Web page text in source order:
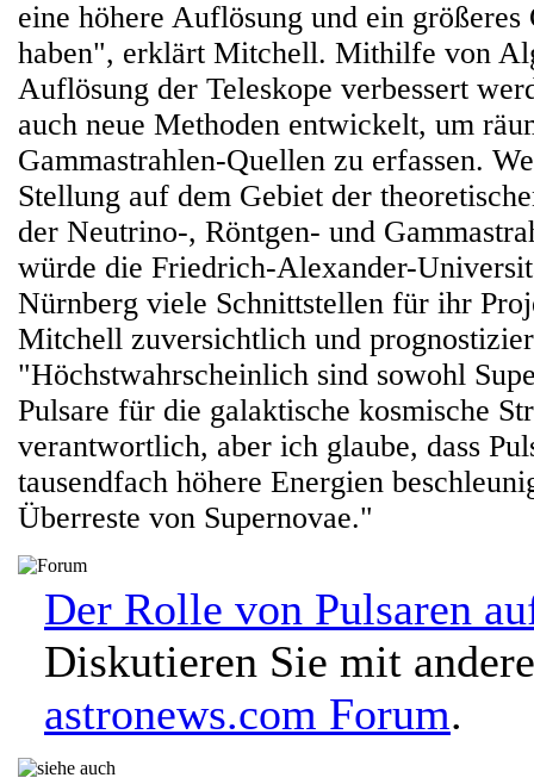
eine höhere Auflösung und ein größeres
haben", erklärt Mitchell. Mithilfe von
Auflösung der Teleskope verbessert
auch neue Methoden entwickelt, um
Gammastrahlen-Quellen zu erfassen.
Stellung auf dem Gebiet der
der Neutrino-, Röntgen- und
würde die Friedrich-Alexander-
Nürnberg viele Schnittstellen für ihr
Mitchell zuversichtlich und
"Höchstwahrscheinlich sind sowohl
Pulsare für die galaktische kosmische
verantwortlich, aber ich glaube, dass
tausendfach höhere Energien
Überreste von Supernovae."
Der Rolle von Pulsaren
Diskutieren Sie mit
astronews.com Forum.